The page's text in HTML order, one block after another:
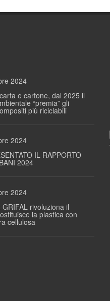
2024
e cartone, dal 2025 il
“premia” gli
più riciclabili
2024
IL RAPPORTO
2024
2024
rivoluziona il
la plastica con
cellulosa